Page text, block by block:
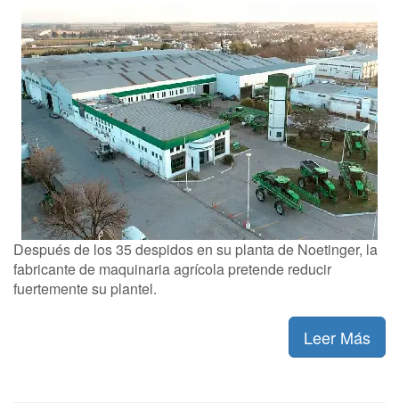
Después de los 35 despidos en su planta de Noetinger, la
fabricante de maquinaria agrícola pretende reducir
fuertemente su plantel.
Leer Más